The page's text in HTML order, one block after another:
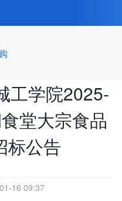
工学院2025-
堂大宗食品
标公告
16 09:37